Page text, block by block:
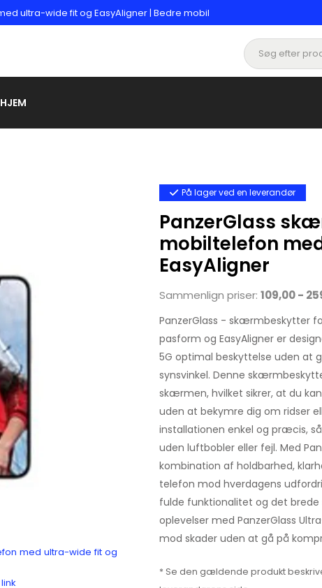
ultra-wide fit og EasyAligner | Bedre mobil
HJEM
med ultra-wide fit og
På lager ved en leverandør
PanzerGlass
mobiltelefon
EasyAligner
Sammenlign priser: 109,00 -
PanzerGlass - skærmbeskytter
pasform og EasyAligner er
5G optimal beskyttelse uden at
synsvinkel. Denne
skærmen, hvilket sikrer, at du
uden at bekymre dig om ridser
installationen enkel og præcis,
uden luftbobler eller fejl. Med
kombination af holdbarhed,
telefon mod hverdagens
fulde funktionalitet og det brede
oplevelser med PanzerGlass
mod skader uden at gå på
* Se den gældende produkt